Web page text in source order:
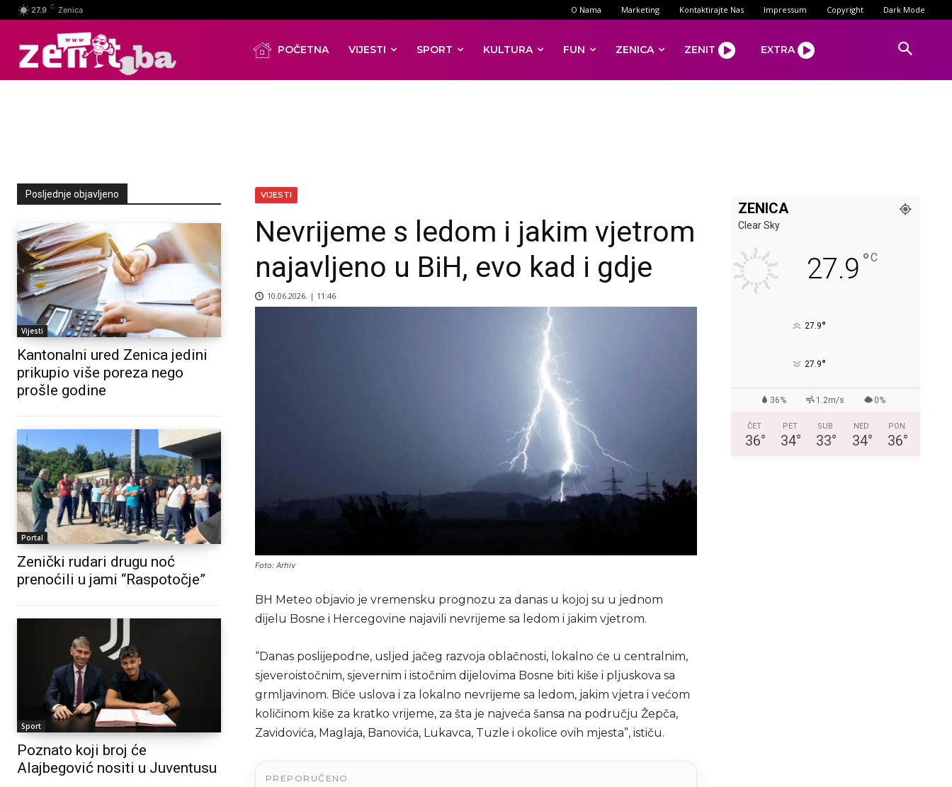
27.9 C Zenica O Nama Marketing Kontaktirajte Nas Impressum Copyright Dark Mode
POČETNA VIJESTI SPORT KULTURA FUN ZENICA ZENIT EXTRA
Posljednje objavljeno
Vijesti
Kantonalni ured Zenica jedini
prikupio više poreza nego
prošle godine
Portal
Zenički rudari drugu noć
prenoćili u jami “Raspotočje”
Sport
Poznato koji broj će
Alajbegović nositi u Juventusu
VIJESTI
Nevrijeme s ledom i jakim vjetrom
najavljeno u BiH, evo kad i gdje
10.06.2026. | 11:46
Foto: Arhiv
BH Meteo objavio je vremensku prognozu za danas u kojoj su u jednom
dijelu Bosne i Hercegovine najavili nevrijeme sa ledom i jakim vjetrom.
“Danas poslijepodne, usljed jačeg razvoja oblačnosti, lokalno će u centralnim,
sjeveroistočnim, sjevernim i istočnim dijelovima Bosne biti kiše i pljuskova sa
grmljavinom. Biće uslova i za lokalno nevrijeme sa ledom, jakim vjetra i većom
količinom kiše za kratko vrijeme, za šta je najveća šansa na području Žepča,
Zavidovića, Maglaja, Banovića, Lukavca, Tuzle i okolice ovih mjesta”, ističu.
PREPORUČENO
ZENICA
Clear Sky
27.9 °C
27.9°
27.9°
36% 1.2m/s 0%
ČET
36°
PET
34°
SUB
33°
NED
34°
PON
36°